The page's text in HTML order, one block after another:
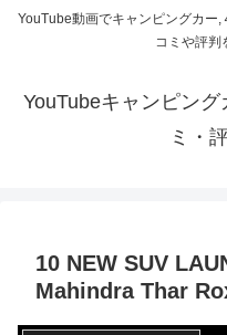
YouTube動画でキャンピングカー
コミや評判
YouTubeキャンピン
ミ・
10 NEW SUV
Mahindra Thar